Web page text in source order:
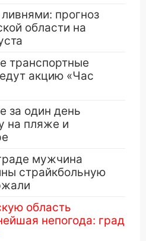
прогноз
области на
транспортные
акцию «Час
за один день
на пляже и
мужчина
страйкбольную
область
непогода: град